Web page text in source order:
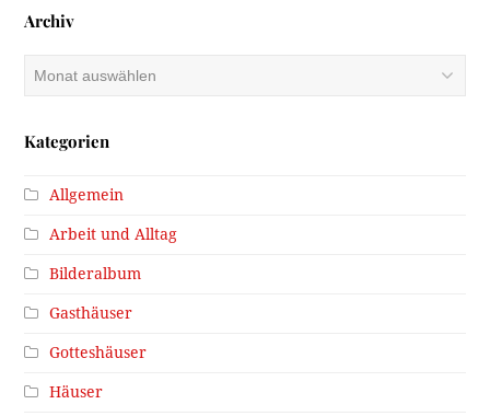
Archiv
Kategorien
Allgemein
Arbeit und Alltag
Bilderalbum
Gasthäuser
Gotteshäuser
Häuser